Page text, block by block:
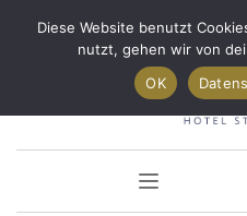
Open toolbar
Diese Website benutzt
nutzt, gehen wir von
OK